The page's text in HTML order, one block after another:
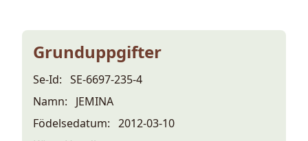
Grunduppgifter
Se-Id: SE-6697-235-4
Namn:
JEMINA
Födelsedatum: 2012-03-10